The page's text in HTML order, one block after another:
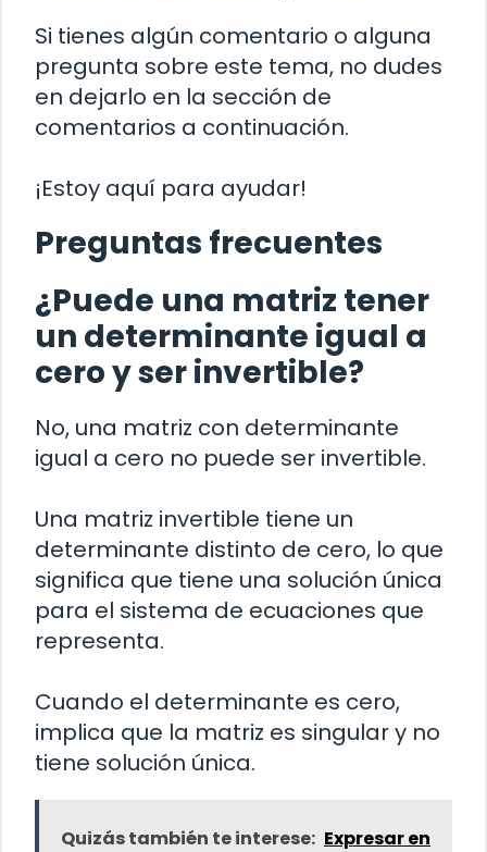
Si tienes algún comentario o alguna
pregunta sobre este tema, no dudes
en dejarlo en la sección de
comentarios a continuación.
¡Estoy aquí para ayudar!
Preguntas frecuentes
¿Puede una matriz tener
un determinante igual a
cero y ser invertible?
No, una matriz con determinante
igual a cero no puede ser invertible.
Una matriz invertible tiene un
determinante distinto de cero, lo que
significa que tiene una solución única
para el sistema de ecuaciones que
representa.
Cuando el determinante es cero,
implica que la matriz es singular y no
tiene solución única.
Quizás también te interese: Expresar en